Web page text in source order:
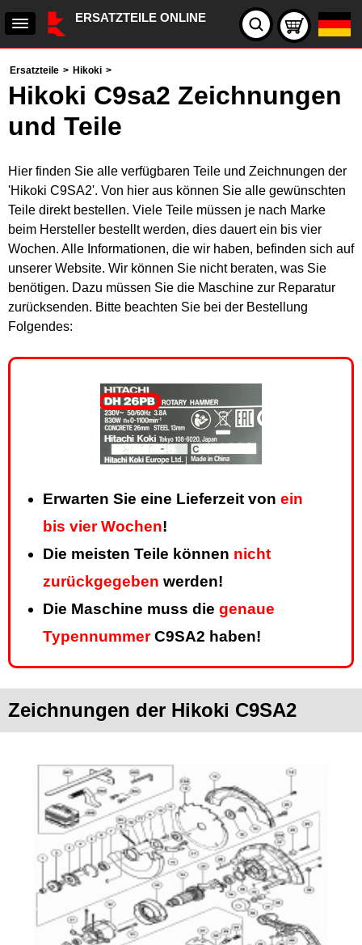
ERSATZTEILE ONLINE
Ersatzteile > Hikoki >
Hikoki C9sa2 Zeichnungen
und Teile
Hier finden Sie alle verfügbaren Teile und Zeichnungen der
'Hikoki C9SA2'. Von hier aus können Sie alle gewünschten
Teile direkt bestellen. Viele Teile müssen je nach Marke
beim Hersteller bestellt werden, dies dauert ein bis vier
Wochen. Alle Informationen, die wir haben, befinden sich auf
unserer Website. Wir können Sie nicht beraten, was Sie
benötigen. Dazu müssen Sie die Maschine zur Reparatur
zurücksenden. Bitte beachten Sie bei der Bestellung
Folgendes:
Erwarten Sie eine Lieferzeit von ein
bis vier Wochen!
Die meisten Teile können nicht
zurückgegeben werden!
Die Maschine muss die genaue
TypennummerC9SA2 haben!
Zeichnungen der Hikoki C9SA2